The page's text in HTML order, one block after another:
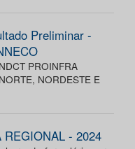
Preliminar -
PROINFRA
NORDESTE E
- 2024